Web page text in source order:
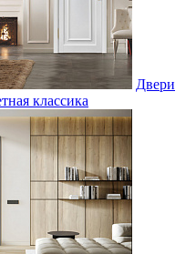
Двери
классика